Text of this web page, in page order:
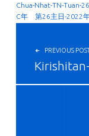
Chua-Nhat-TN-Tuan-
C年 第26主日-2022
投稿ナビゲーション
PREVIOUS